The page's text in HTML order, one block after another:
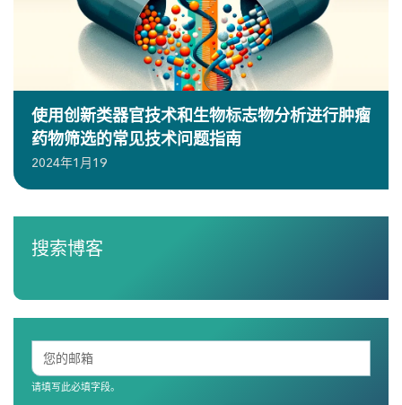
使用创新类器官技术和生物标志物分析进行肿瘤
药物筛选的常见技术问题指南
2024年1月19
搜索博客
请填写此必填字段。